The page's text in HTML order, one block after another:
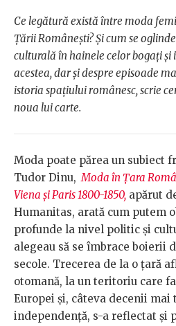
Ce legătură există între moda
Țării Românești? Și cum se
culturală în hainele celor bogați și
acestea, dar și despre episoade
istoria spațiului românesc, scrie
noua lui carte.
Moda poate părea un subiect
Tudor Dinu, Moda în Țara
Viena și Paris 1800-1850, apărut
Humanitas, arată cum putem
profunde la nivel politic și
alegeau să se îmbrace boierii
secole. Trecerea de la o țară
otomană, la un teritoriu care
Europei și, câteva decenii mai
independență, s-a reflectat și